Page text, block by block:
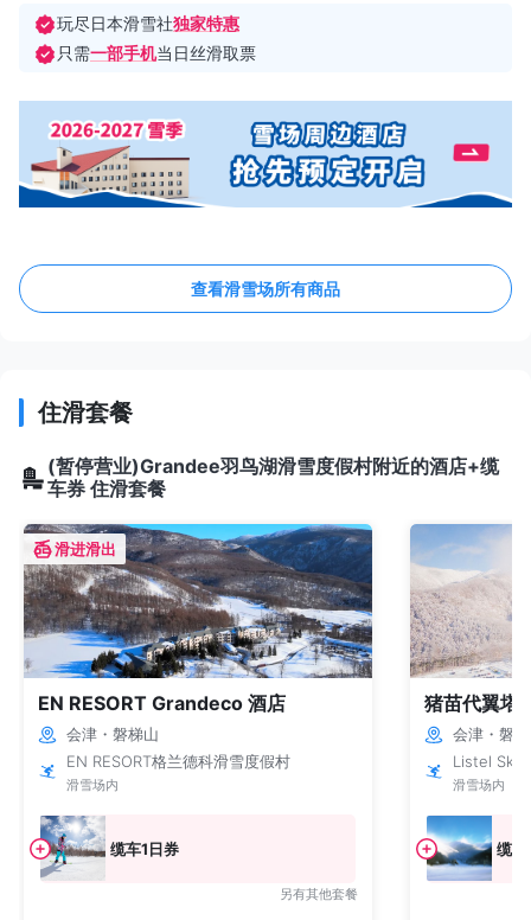
玩尽日本滑雪社独家特惠
只需一部手机当日丝滑取票
查看滑雪场所有商品
住滑套餐
(暂停营业)Grandee羽鸟湖滑雪度假村附近的酒店+缆
车券 住滑套餐
滑进滑出
EN RESORT Grandeco 酒店
会津・磐梯山
EN RESORT格兰德科滑雪度假村
滑雪场内
缆车1日券
另有其他套餐
猪苗代翼塔
会津・磐
Listel Ski
滑雪场内
缆车